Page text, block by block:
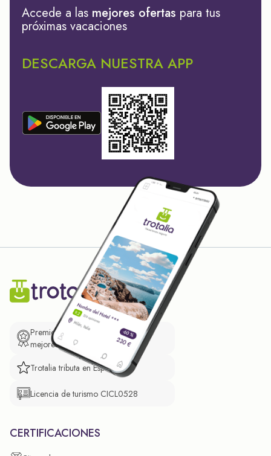
Accede a las mejores ofertas para tus
próximas vacaciones
DESCARGA NUESTRA APP
Premio de El Confidencial a las
mejores prácticas empresariales.
Trotalia tributa en España
Licencia de turismo CICL0528
CERTIFICACIONES